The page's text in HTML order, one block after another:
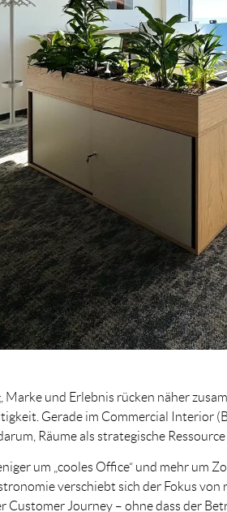
und Erlebnis rücken näher
Gerade im Commercial Interior
Räume als strategische Ressource
um „cooles Office“ und mehr um
verschiebt sich der Fokus von
Journey – ohne dass der